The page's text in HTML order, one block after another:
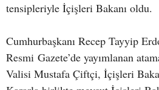
tensipleriyle İçişleri Bakanı oldu.
Cumhurbaşkanı Recep Tayyip
Resmi Gazete’de yayımlanan
Valisi Mustafa Çiftçi, İçişleri